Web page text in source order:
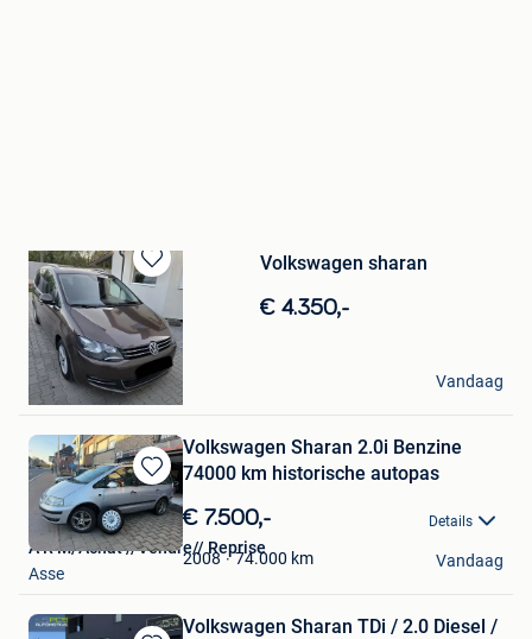
Bewaren
in
Mijn
Favorieten
Volkswagen sharan
€ 4.350,-
Dubi johs
Jette
Vandaag
Bewaren
in
Mijn
Favorieten
Volkswagen Sharan 2.0i Benzine
74000 km historische autopas
€ 7.500,- Details
2008 74.000 km
A R M/Achat //Vendre// Reprise
Asse
Vandaag
Volkswagen Sharan TDi / 2.0 Diesel /